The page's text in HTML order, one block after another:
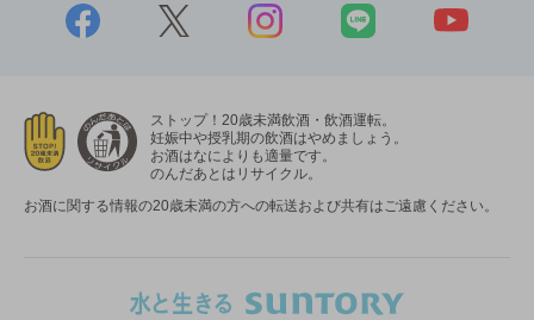
ストップ！20歳未満飲酒・飲酒運転。
妊娠中や授乳期の飲酒はやめましょう。
お酒はなによりも適量です。
のんだあとはリサイクル。
お酒に関する情報の20歳未満の方への転送および共有はご遠慮ください。